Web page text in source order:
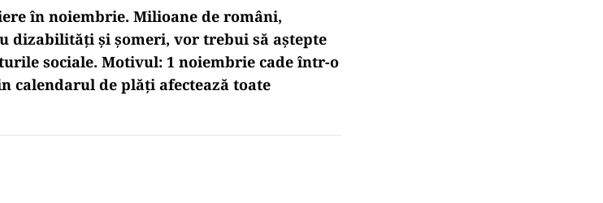
în noiembrie. Milioane de români,
dizabilități și șomeri, vor trebui să aștepte
sociale. Motivul: 1 noiembrie cade într-o
calendarul de plăți afectează toate